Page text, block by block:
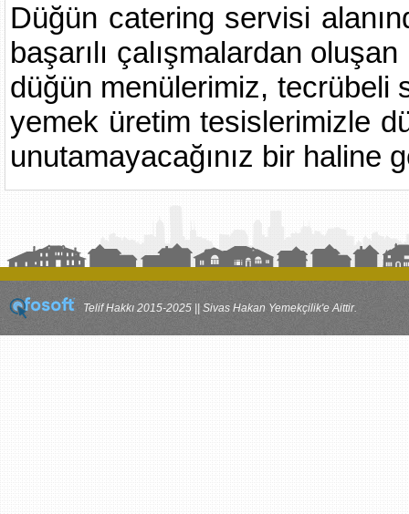
Düğün catering servisi
başarılı çalışmalardan
düğün menülerimiz, tecrübeli
yemek üretim tesislerimizle
unutamayacağınız bir haline
Telif Hakkı 2015-2025 || Sivas Hakan Yemekçilik'e Aittir.